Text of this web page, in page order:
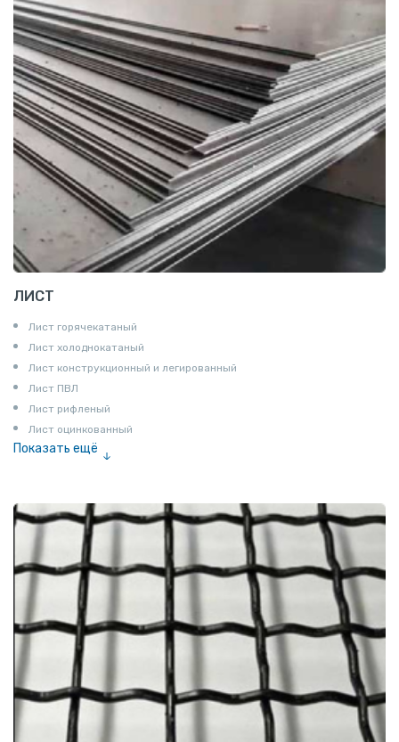
ЛИСТ
Лист горячекатаный
Лист холоднокатаный
Лист конструкционный и легированный
Лист ПВЛ
Лист рифленый
Лист оцинкованный
Показать ещё